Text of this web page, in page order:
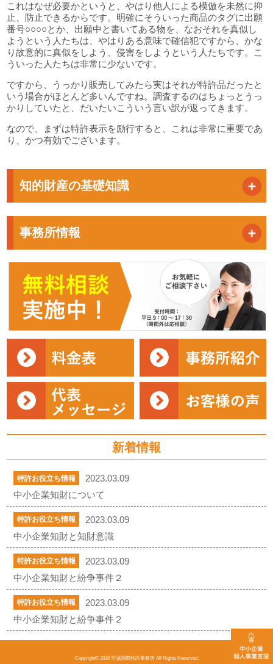
これはなぜ必要かというと、やはり他人による模倣を未然に抑
止、防止できるからです。明確にそういった商品のタグに出願
番号○○○○とか、出願中と書いてある物を、なおそれを真似し
ようという人たちは、やはりある意味で確信犯ですから、かな
り故意的に真似をしよう、侵害をしようという人たちです。こ
ういった人たちは非常に少ないです。
ですから、うっかり販売してみたら実はそれが特許品だったと
いう場合がほとんど多いんですね。調査するのはちょっとうっ
かりしていたと、だいたいこういう言い訳が返ってきます。
なので、まずは特許表示を励行すると、これは非常に重要であ
り、かつ有効でございます。
知的財産の基礎知識
事務所情報
新着情報
特許お役立ち情報
2023.03.09
中小企業知財について
特許お役立ち情報
2023.03.09
中小企業知財と知財意識
特許お役立ち情報
2023.03.09
中小企業知財と紛争事件２
特許お役立ち情報
2023.03.09
中小企業知財と紛争事件２
Copyright© 2026 至誠国際特許事務所 All Rights Reserved.